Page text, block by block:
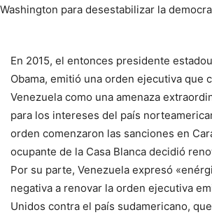
En 2015, el entonces presidente
Obama, emitió una orden ejecutiva que
Venezuela como una amenaza
para los intereses del país
orden comenzaron las sanciones en
ocupante de la Casa Blanca decidió
Por su parte, Venezuela expresó
negativa a renovar la orden ejecutiva
Unidos contra el país sudamericano,